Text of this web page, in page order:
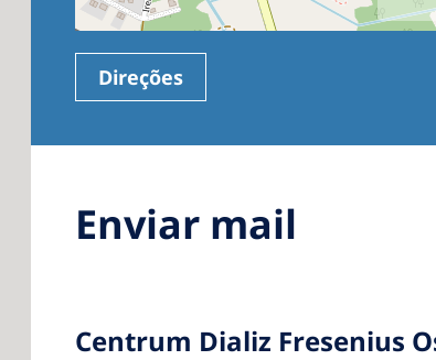
Direções
Enviar mail
Centrum Dializ Fresenius